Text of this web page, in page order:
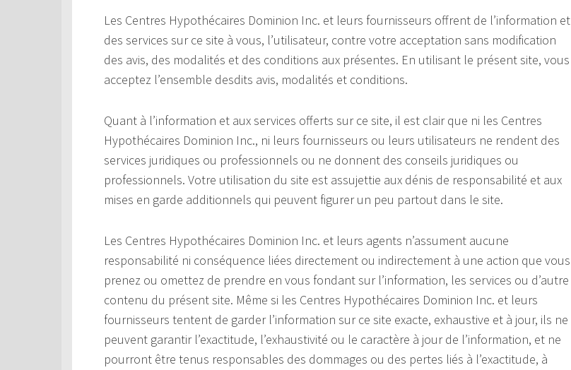
Les Centres Hypothécaires Dominion Inc. et leurs fournisseurs offrent de l’information et
des services sur ce site à vous, l’utilisateur, contre votre acceptation sans modification
des avis, des modalités et des conditions aux présentes. En utilisant le présent site, vous
acceptez l’ensemble desdits avis, modalités et conditions.
Quant à l’information et aux services offerts sur ce site, il est clair que ni les Centres
Hypothécaires Dominion Inc., ni leurs fournisseurs ou leurs utilisateurs ne rendent des
services juridiques ou professionnels ou ne donnent des conseils juridiques ou
professionnels. Votre utilisation du site est assujettie aux dénis de responsabilité et aux
mises en garde additionnels qui peuvent figurer un peu partout dans le site.
Les Centres Hypothécaires Dominion Inc. et leurs agents n’assument aucune
responsabilité ni conséquence liées directement ou indirectement à une action que vous
prenez ou omettez de prendre en vous fondant sur l’information, les services ou d’autre
contenu du présent site. Même si les Centres Hypothécaires Dominion Inc. et leurs
fournisseurs tentent de garder l’information sur ce site exacte, exhaustive et à jour, ils ne
peuvent garantir l’exactitude, l’exhaustivité ou le caractère à jour de l’information, et ne
pourront être tenus responsables des dommages ou des pertes liés à l’exactitude, à